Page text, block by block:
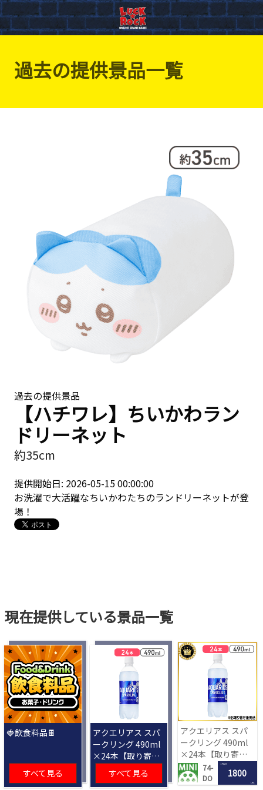
過去の提供景品一覧
過去の提供景品
【ハチワレ】ちいかわラン
ドリーネット
約35cm
提供開始日: 2026-05-15 00:00:00
お洗濯で大活躍なちいかわたちのランドリーネットが登
場！
現在提供している景品一覧
🍓飲食料品🍫
すべて見る
アクエリアス スパ
ークリング 490ml
×24本【取り寄せ
入荷後次第発送】
すべて見る
アクエリアス スパ
ークリング 490ml
×24本【取り寄せ
入荷後次第発送】
74-
DO
1 PLAY
1800
LRC